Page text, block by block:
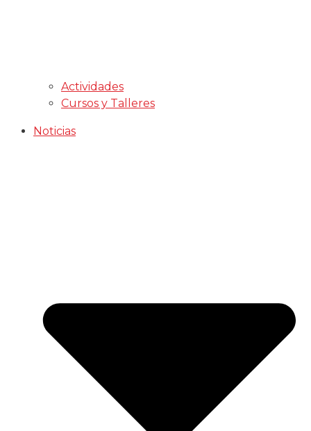
Actividades
Cursos y Talleres
Noticias